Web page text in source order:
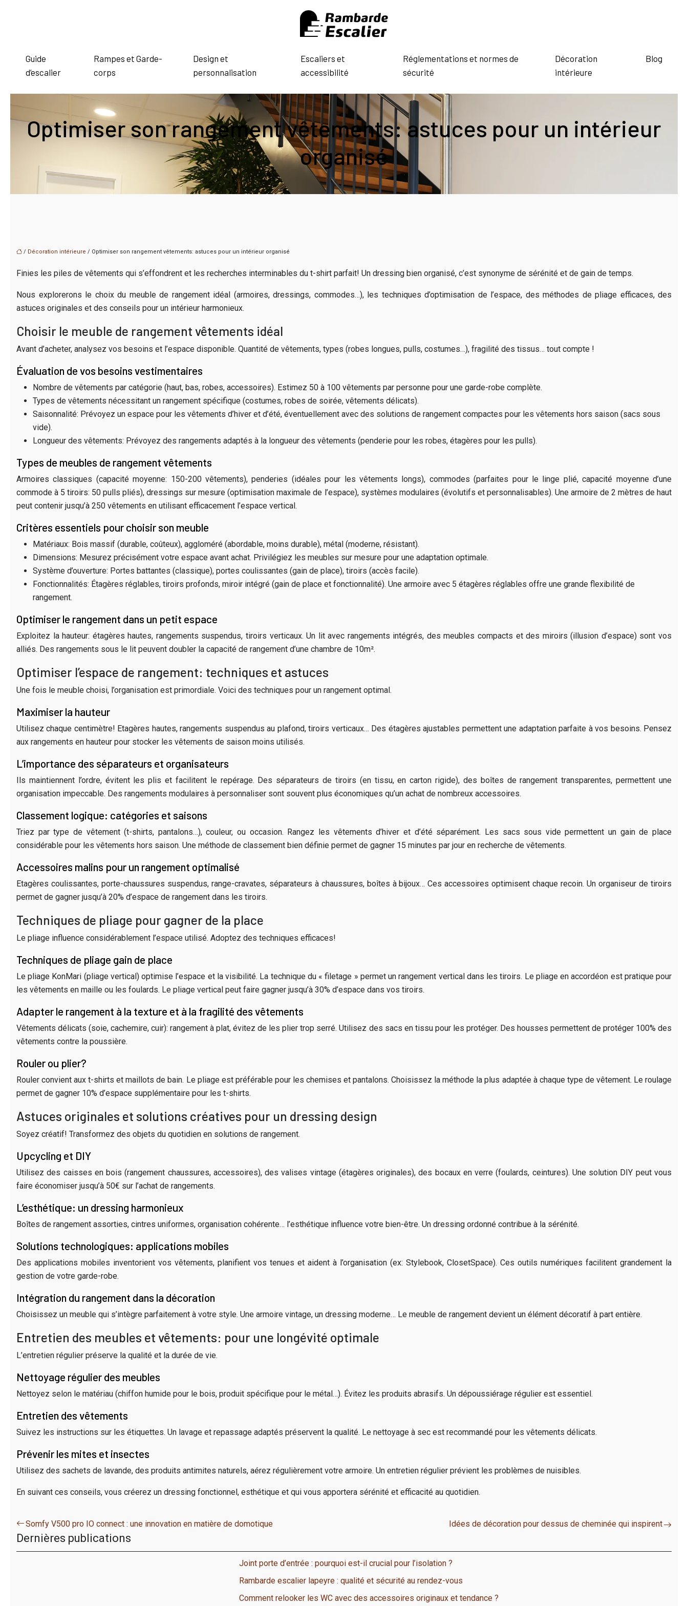
Guide
d’escalier
Rampes et Garde-
corps
Design et
personnalisation
Escaliers et
accessibilité
Réglementations et normes de
sécurité
Décoration
intérieure
Blog
Optimiser son rangement vêtements: astuces pour un intérieur
organisé
/ Décoration intérieure / Optimiser son rangement vêtements: astuces pour un intérieur organisé
Finies les piles de vêtements qui s’effondrent et les recherches interminables du t-shirt parfait! Un dressing bien organisé, c’est synonyme de sérénité et de gain de temps.
Nous explorerons le choix du meuble de rangement idéal (armoires, dressings, commodes…), les techniques d’optimisation de l’espace, des méthodes de pliage efficaces, des
astuces originales et des conseils pour un intérieur harmonieux.
Choisir le meuble de rangement vêtements idéal
Avant d’acheter, analysez vos besoins et l’espace disponible. Quantité de vêtements, types (robes longues, pulls, costumes…), fragilité des tissus… tout compte !
Évaluation de vos besoins vestimentaires
Nombre de vêtements par catégorie (haut, bas, robes, accessoires). Estimez 50 à 100 vêtements par personne pour une garde-robe complète.
Types de vêtements nécessitant un rangement spécifique (costumes, robes de soirée, vêtements délicats).
Saisonnalité: Prévoyez un espace pour les vêtements d’hiver et d’été, éventuellement avec des solutions de rangement compactes pour les vêtements hors saison (sacs sous
vide).
Longueur des vêtements: Prévoyez des rangements adaptés à la longueur des vêtements (penderie pour les robes, étagères pour les pulls).
Types de meubles de rangement vêtements
Armoires classiques (capacité moyenne: 150-200 vêtements), penderies (idéales pour les vêtements longs), commodes (parfaites pour le linge plié, capacité moyenne d’une
commode à 5 tiroirs: 50 pulls pliés), dressings sur mesure (optimisation maximale de l’espace), systèmes modulaires (évolutifs et personnalisables). Une armoire de 2 mètres de haut
peut contenir jusqu’à 250 vêtements en utilisant efficacement l’espace vertical.
Critères essentiels pour choisir son meuble
Matériaux: Bois massif (durable, coûteux), aggloméré (abordable, moins durable), métal (moderne, résistant).
Dimensions: Mesurez précisément votre espace avant achat. Privilégiez les meubles sur mesure pour une adaptation optimale.
Système d’ouverture: Portes battantes (classique), portes coulissantes (gain de place), tiroirs (accès facile).
Fonctionnalités: Étagères réglables, tiroirs profonds, miroir intégré (gain de place et fonctionnalité). Une armoire avec 5 étagères réglables offre une grande flexibilité de
rangement.
Optimiser le rangement dans un petit espace
Exploitez la hauteur: étagères hautes, rangements suspendus, tiroirs verticaux. Un lit avec rangements intégrés, des meubles compacts et des miroirs (illusion d’espace) sont vos
alliés. Des rangements sous le lit peuvent doubler la capacité de rangement d’une chambre de 10m².
Optimiser l’espace de rangement: techniques et astuces
Une fois le meuble choisi, l’organisation est primordiale. Voici des techniques pour un rangement optimal.
Maximiser la hauteur
Utilisez chaque centimètre! Etagères hautes, rangements suspendus au plafond, tiroirs verticaux… Des étagères ajustables permettent une adaptation parfaite à vos besoins. Pensez
aux rangements en hauteur pour stocker les vêtements de saison moins utilisés.
L’importance des séparateurs et organisateurs
Ils maintiennent l’ordre, évitent les plis et facilitent le repérage. Des séparateurs de tiroirs (en tissu, en carton rigide), des boîtes de rangement transparentes, permettent une
organisation impeccable. Des rangements modulaires à personnaliser sont souvent plus économiques qu’un achat de nombreux accessoires.
Classement logique: catégories et saisons
Triez par type de vêtement (t-shirts, pantalons…), couleur, ou occasion. Rangez les vêtements d’hiver et d’été séparément. Les sacs sous vide permettent un gain de place
considérable pour les vêtements hors saison. Une méthode de classement bien définie permet de gagner 15 minutes par jour en recherche de vêtements.
Accessoires malins pour un rangement optimalisé
Etagères coulissantes, porte-chaussures suspendus, range-cravates, séparateurs à chaussures, boîtes à bijoux… Ces accessoires optimisent chaque recoin. Un organiseur de tiroirs
permet de gagner jusqu’à 20% d’espace de rangement dans les tiroirs.
Techniques de pliage pour gagner de la place
Le pliage influence considérablement l’espace utilisé. Adoptez des techniques efficaces!
Techniques de pliage gain de place
Le pliage KonMari (pliage vertical) optimise l’espace et la visibilité. La technique du « filetage » permet un rangement vertical dans les tiroirs. Le pliage en accordéon est pratique pour
les vêtements en maille ou les foulards. Le pliage vertical peut faire gagner jusqu’à 30% d’espace dans vos tiroirs.
Adapter le rangement à la texture et à la fragilité des vêtements
Vêtements délicats (soie, cachemire, cuir): rangement à plat, évitez de les plier trop serré. Utilisez des sacs en tissu pour les protéger. Des housses permettent de protéger 100% des
vêtements contre la poussière.
Rouler ou plier?
Rouler convient aux t-shirts et maillots de bain. Le pliage est préférable pour les chemises et pantalons. Choisissez la méthode la plus adaptée à chaque type de vêtement. Le roulage
permet de gagner 10% d’espace supplémentaire pour les t-shirts.
Astuces originales et solutions créatives pour un dressing design
Soyez créatif! Transformez des objets du quotidien en solutions de rangement.
Upcycling et DIY
Utilisez des caisses en bois (rangement chaussures, accessoires), des valises vintage (étagères originales), des bocaux en verre (foulards, ceintures). Une solution DIY peut vous
faire économiser jusqu’à 50€ sur l’achat de rangements.
L’esthétique: un dressing harmonieux
Boîtes de rangement assorties, cintres uniformes, organisation cohérente… l’esthétique influence votre bien-être. Un dressing ordonné contribue à la sérénité.
Solutions technologiques: applications mobiles
Des applications mobiles inventorient vos vêtements, planifient vos tenues et aident à l’organisation (ex: Stylebook, ClosetSpace). Ces outils numériques facilitent grandement la
gestion de votre garde-robe.
Intégration du rangement dans la décoration
Choisissez un meuble qui s’intègre parfaitement à votre style. Une armoire vintage, un dressing moderne… Le meuble de rangement devient un élément décoratif à part entière.
Entretien des meubles et vêtements: pour une longévité optimale
L’entretien régulier préserve la qualité et la durée de vie.
Nettoyage régulier des meubles
Nettoyez selon le matériau (chiffon humide pour le bois, produit spécifique pour le métal…). Évitez les produits abrasifs. Un dépoussiérage régulier est essentiel.
Entretien des vêtements
Suivez les instructions sur les étiquettes. Un lavage et repassage adaptés préservent la qualité. Le nettoyage à sec est recommandé pour les vêtements délicats.
Prévenir les mites et insectes
Utilisez des sachets de lavande, des produits antimites naturels, aérez régulièrement votre armoire. Un entretien régulier prévient les problèmes de nuisibles.
En suivant ces conseils, vous créerez un dressing fonctionnel, esthétique et qui vous apportera sérénité et efficacité au quotidien.
Somfy V500 pro IO connect : une innovation en matière de domotique Idées de décoration pour dessus de cheminée qui inspirent
Dernières publications
Joint porte d’entrée : pourquoi est-il crucial pour l’isolation ?
Rambarde escalier lapeyre : qualité et sécurité au rendez-vous
Comment relooker les WC avec des accessoires originaux et tendance ?